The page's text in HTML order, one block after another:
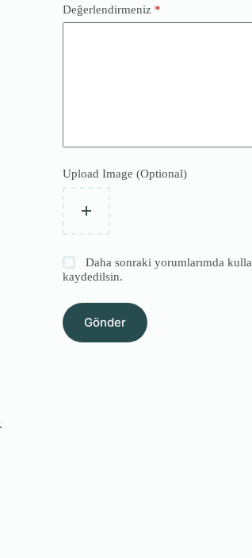
Değerlendirmeniz *
Upload Image (Optional)
Daha sonraki yorumlarımda
kaydedilsin.
Gönder